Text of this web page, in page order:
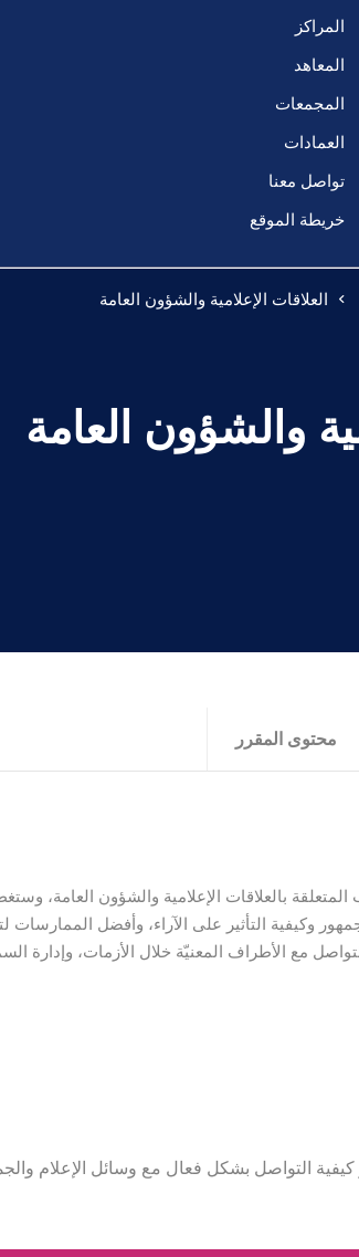
المراكز
المعاهد
المجمعات
العمادات
تواصل معنا
خريطة الموقع
العلاقات الإعلامية والشؤون العامة
والشؤون العامة
محتوى المقرر
بالعلاقات الإعلامية والشؤون العامة،
وكيفية التأثير على الآراء، وأفضل الممارسات
مع الأطراف المعنيّة خلال الأزمات، وإدارة
التواصل بشكل فعال مع وسائل الإعلام